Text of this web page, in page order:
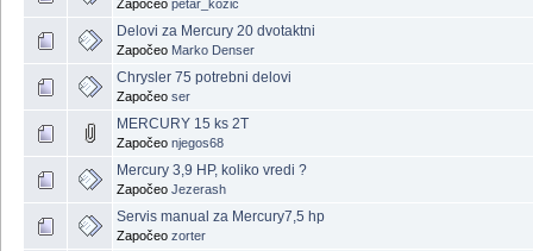
Započeo petar_kozic
Delovi za Mercury 20 dvotaktni
Započeo Marko Denser
Chrysler 75 potrebni delovi
Započeo ser
MERCURY 15 ks 2T
Započeo njegos68
Mercury 3,9 HP, koliko vredi ?
Započeo Jezerash
Servis manual za Mercury7,5 hp
Započeo zorter